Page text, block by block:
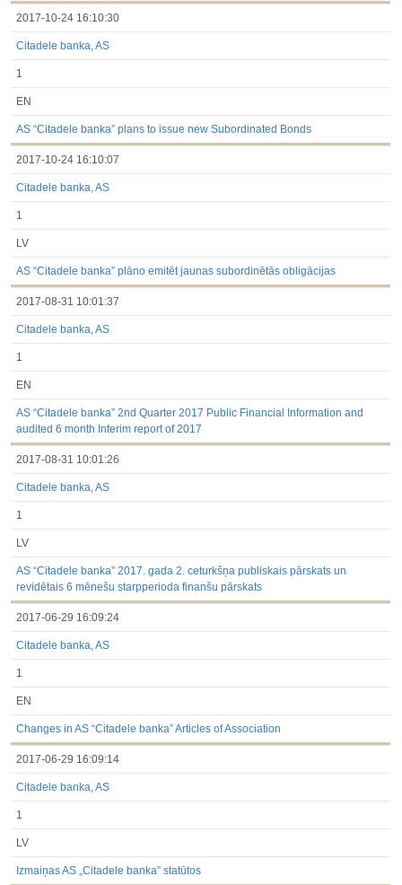
2017-10-24 16:10:30
Citadele banka, AS
1
EN
AS “Citadele banka” plans to issue new Subordinated Bonds
2017-10-24 16:10:07
Citadele banka, AS
1
LV
AS “Citadele banka” plāno emitēt jaunas subordinētās obligācijas
2017-08-31 10:01:37
Citadele banka, AS
1
EN
AS “Citadele banka” 2nd Quarter 2017 Public Financial Information and
audited 6 month Interim report of 2017
2017-08-31 10:01:26
Citadele banka, AS
1
LV
AS “Citadele banka” 2017. gada 2. ceturkšņa publiskais pārskats un
revidētais 6 mēnešu starpperioda finanšu pārskats
2017-06-29 16:09:24
Citadele banka, AS
1
EN
Changes in AS “Citadele banka” Articles of Association
2017-06-29 16:09:14
Citadele banka, AS
1
LV
Izmaiņas AS „Citadele banka” statūtos